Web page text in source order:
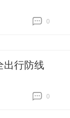
0
出行防线
0